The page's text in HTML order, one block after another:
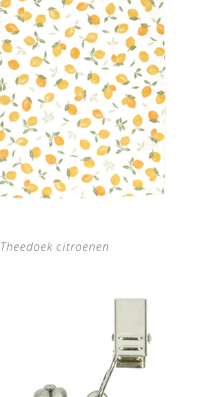
Theedoek citroenen